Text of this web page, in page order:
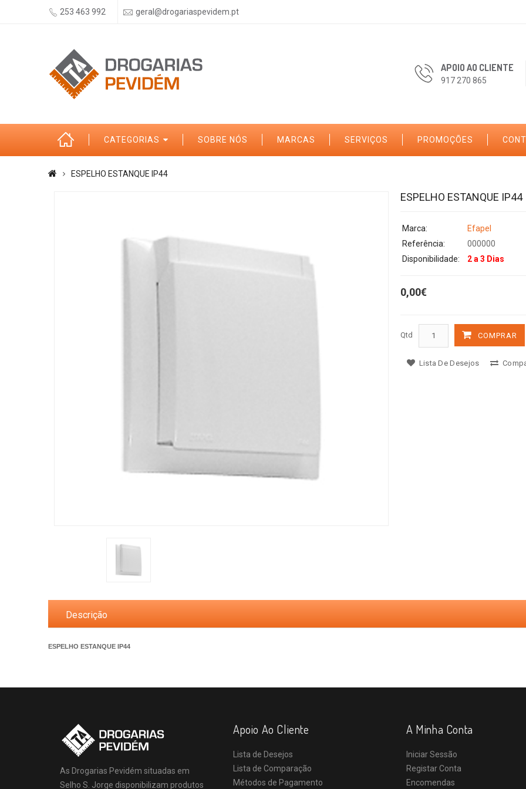
253 463 992 geral@drogariaspevidem.pt
APOIO AO CLIENTE
917 270 865
CATEGORIAS SOBRE NÓS MARCAS SERVIÇOS PROMOÇÕES
ESPELHO ESTANQUE IP44
ESPELHO ESTANQUE IP44
Marca:
Efapel
Referência:
000000
Disponibilidade:
2 a 3 Dias
0,00€
Qtd COMPRAR
Lista De Desejos
Descrição
ESPELHO ESTANQUE IP44
As Drogarias Pevidém situadas em
Selho S. Jorge disponibilizam produtos
Apoio Ao Cliente
Lista de Desejos
Lista de Comparação
Métodos de Pagamento
A Minha Conta
Iniciar Sessão
Registar Conta
Encomendas